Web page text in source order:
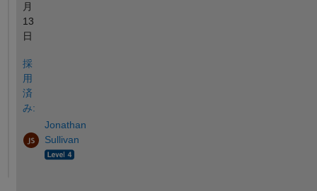
月
13
日
採
用
済
み:
Jonathan
Sullivan